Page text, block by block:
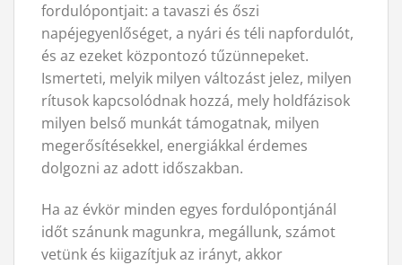
fordulópontjait: a tavaszi és őszi
napéjegyenlőséget, a nyári és téli napfordulót,
és az ezeket központozó tűzünnepeket.
Ismerteti, melyik milyen változást jelez, milyen
rítusok kapcsolódnak hozzá, mely holdfázisok
milyen belső munkát támogatnak, milyen
megerősítésekkel, energiákkal érdemes
dolgozni az adott időszakban.
Ha az évkör minden egyes fordulópontjánál
időt szánunk magunkra, megállunk, számot
vetünk és kiigazítjuk az irányt, akkor